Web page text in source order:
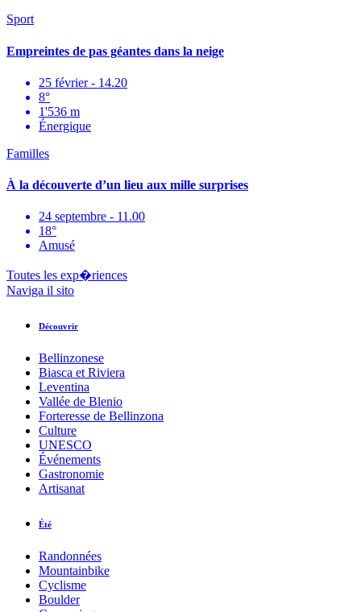
Sport
Empreintes de pas géantes dans la neige
25 février - 14.20
8°
1'536 m
Énergique
Familles
À la découverte d’un lieu aux mille surprises
24 septembre - 11.00
18°
Amusé
Toutes les exp�riences
Naviga il sito
Découvrir
Bellinzonese
Biasca et Riviera
Leventina
Vallée de Blenio
Forteresse de Bellinzona
Culture
UNESCO
Événements
Gastronomie
Artisanat
Été
Randonnées
Mountainbike
Cyclisme
Boulder